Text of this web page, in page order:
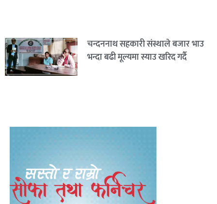
चन्दननाथ सहकारी संस्थाले बजार भाउ
भन्दा बढी मूल्यमा स्याउ खरिद गर्दै